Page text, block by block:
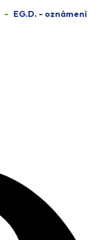
EG.D. - oznámení